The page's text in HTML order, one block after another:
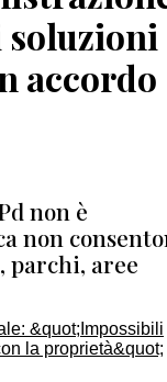
soluzioni
accordo
non è
non
aree